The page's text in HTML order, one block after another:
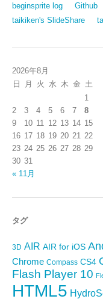
beginsprite log Github
taikiken's SlideShare
2026年8月
日
月 火 水 木 金 土
1
2
3 4 5 6 7
8
9
10 11 12 13 14 15
16 17 18 19 20 21 22
23 24 25 26 27 28 29
30 31
« 11月
タグ
3D AIR AIR for iOS
Chrome Compass CS4
Flash Player 10
HTML5